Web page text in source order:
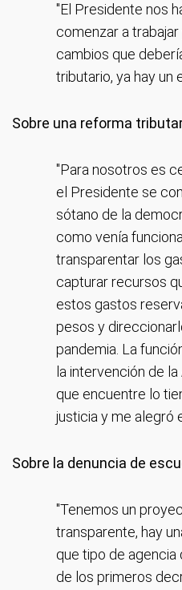
"El Presidente nos
comenzar a
cambios que
tributario, ya hay un
Sobre una reforma
"Para nosotros es
el Presidente se
sótano de la
como venía
transparentar los
capturar recursos
estos gastos
pesos y
pandemia. La
la intervención de
que encuentre lo
justicia y me alegró
Sobre la denuncia de
"Tenemos un
transparente, hay
que tipo de agencia
de los primeros